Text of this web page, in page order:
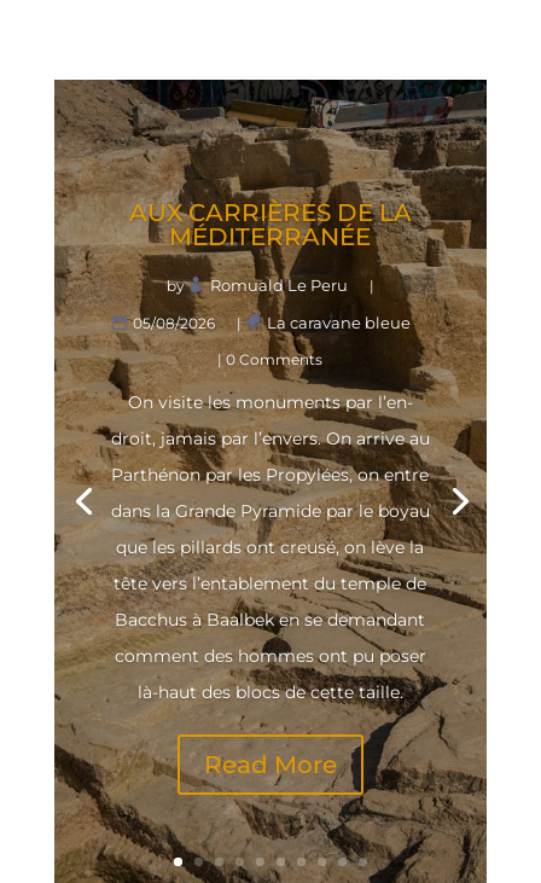
AUX CAR­RIÈRES DE LA
MÉDITERRANÉE
by Romuald Le Peru |
05/08/2026 | La caravane bleue
| 0 Comments
On visite les monu­ments par l’en­
droit, jamais par l’en­vers. On arrive au
Par­thé­non par les Pro­py­lées, on entre
dans la Grande Pyra­mide par le boyau
que les pillards ont creu­sé, on lève la
tête vers l’en­ta­ble­ment du temple de
Bac­chus à Baal­bek en se deman­dant
com­ment des hommes ont pu poser
là-haut des blocs de cette taille.
Read More